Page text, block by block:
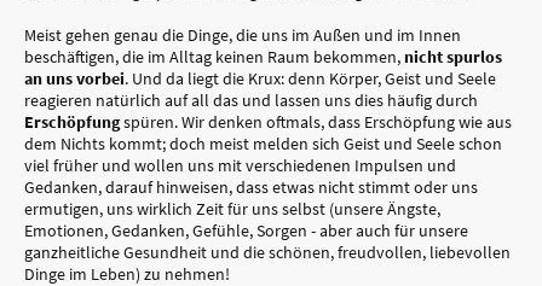
Meist gehen genau die Dinge, die uns im Außen und im Innen
beschäftigen, die im Alltag keinen Raum bekommen, nicht spurlos
an uns vorbei. Und da liegt die Krux: denn Körper, Geist und Seele
reagieren natürlich auf all das und lassen uns dies häufig durch
Erschöpfungspüren. Wir denken oftmals, dass Erschöpfung wie aus
dem Nichts kommt; doch meist melden sich Geist und Seele schon
viel früher und wollen uns mit verschiedenen Impulsen und
Gedanken, darauf hinweisen, dass etwas nicht stimmt oder uns
ermutigen, uns wirklich Zeit für uns selbst (unsere Ängste,
Emotionen, Gedanken, Gefühle, Sorgen - aber auch für unsere
ganzheitliche Gesundheit und die schönen, freudvollen, liebevollen
Dinge im Leben) zu nehmen!